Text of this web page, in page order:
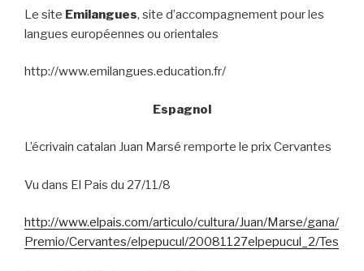
Le site Emilangues, site d’accompagnement pour les
langues européennes ou orientales
http://www.emilangues.education.fr/
Espagnol
L’écrivain catalan Juan Marsé remporte le prix Cervantes
Vu dans El Pais du 27/11/8
http://www.elpais.com/articulo/cultura/Juan/Marse/gana/
Premio/Cervantes/elpepucul/20081127elpepucul_2/Tes